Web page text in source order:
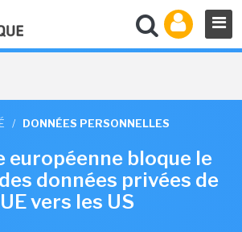
/ DONNÉES PERSONNELLES
européenne bloque le
données privées de
vers les US